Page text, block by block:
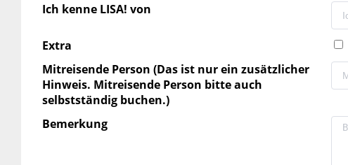
Ich kenne LISA! von
Extra
Mitreisende Person (Das ist nur ein zusätzlicher
Hinweis. Mitreisende Person bitte auch
selbstständig buchen.)
Bemerkung